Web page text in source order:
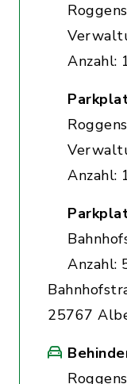
Anzahl:
Anzahl:
Anzahl:
25767